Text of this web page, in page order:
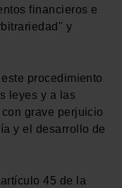
financieros e
y
procedimiento
leyes y a las
grave perjuicio
y el desarrollo de
45 de la